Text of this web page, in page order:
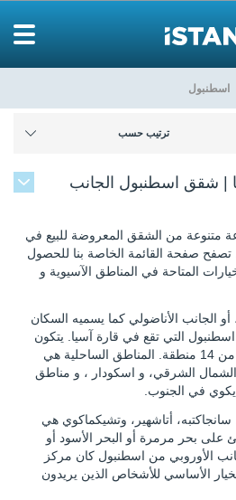
اسطنبول
ترتيب حسب
شقق اسطنبول الجانب
متنوعة من الشقق المعروضة للبيع في
صفحة القائمة الخاصة بنا للحصول
المتاحة في المناطق الآسيوية و
الجانب الأناضولي كما يسميه السكان
التي تقع في قارة آسيا. يتكون
الجانب الآسيوي من اسطنبول من 14 منطقة. المناطق الساحلية هي
الشرقي، و اسكودار ، و مناطق
في الجنوب.
أتاشهير، وتشيكماكوي هي
بحر مرمرة أو البحر الأسود أو
الأوروبي من اسطنبول كان مركز
الأساسي للأشخاص الذين يريدون